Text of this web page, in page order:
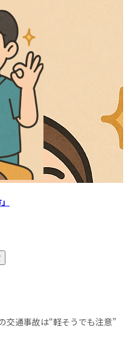
交通事故は“軽そうでも注意”